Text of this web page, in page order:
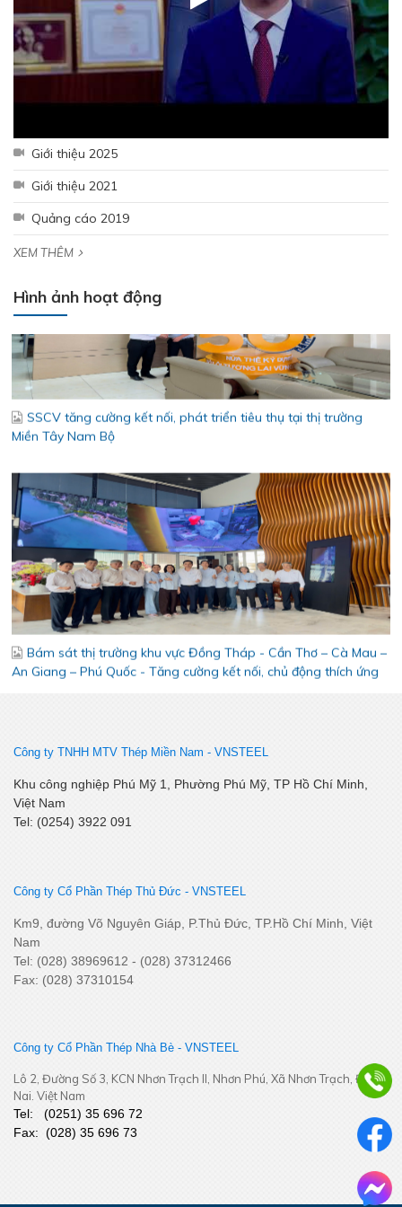
Giới thiệu 2025
Giới thiệu 2021
Quảng cáo 2019
XEM THÊM
Hình ảnh hoạt động
Lễ kết nạp Đảng viên mới – Chi bộ Kỹ Thuật – Chất Lượng
SSCV tăng cường kết nối, phát triển tiêu thụ tại thị trường
Miền Tây Nam Bộ
Bám sát thị trường khu vực Đồng Tháp - Cần Thơ – Cà Mau –
An Giang – Phú Quốc - Tăng cường kết nối, chủ động thích ứng
YEP 2025
Công ty TNHH MTV Thép Miền Nam - VNSTEEL
Khu công nghiệp Phú Mỹ 1, Phường Phú Mỹ, TP Hồ Chí Minh,
Việt Nam
Tel: (0254) 3922 091
Công ty Cổ Phần Thép Thủ Đức - VNSTEEL
Km9, đường Võ Nguyên Giáp, P.Thủ Đức, TP.Hồ Chí Minh, Việt
Nam
Tel: (028) 38969612 - (028) 37312466
Fax: (028) 37310154
Công ty Cổ Phần Thép Nhà Bè - VNSTEEL
Lô 2, Đường Số 3, KCN Nhơn Trạch II, Nhơn Phú, Xã Nhơn Trạch, Đồng
Nai. Việt Nam
Tel: (0251) 35 696 72
Fax: (028) 35 696 73